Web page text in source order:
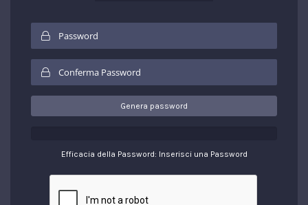
Genera password
Efficacia della Password: Inserisci una Password